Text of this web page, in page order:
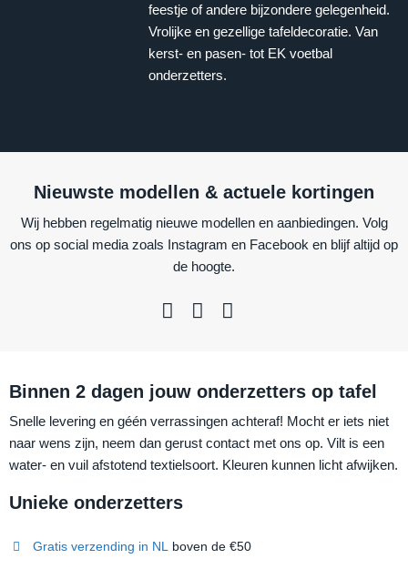
feestje of andere bijzondere gelegenheid.
Vrolijke en gezellige tafeldecoratie. Van
kerst- en pasen- tot EK voetbal
onderzetters.
Nieuwste modellen & actuele kortingen
Wij hebben regelmatig nieuwe modellen en aanbiedingen. Volg
ons op social media zoals Instagram en Facebook en blijf altijd op
de hoogte.
Binnen 2 dagen jouw onderzetters op tafel
Snelle levering en géén verrassingen achteraf! Mocht er iets niet
naar wens zijn, neem dan gerust contact met ons op. Vilt is een
water- en vuil afstotend textielsoort. Kleuren kunnen licht afwijken.
Unieke onderzetters
Gratis verzending in NL boven de €50